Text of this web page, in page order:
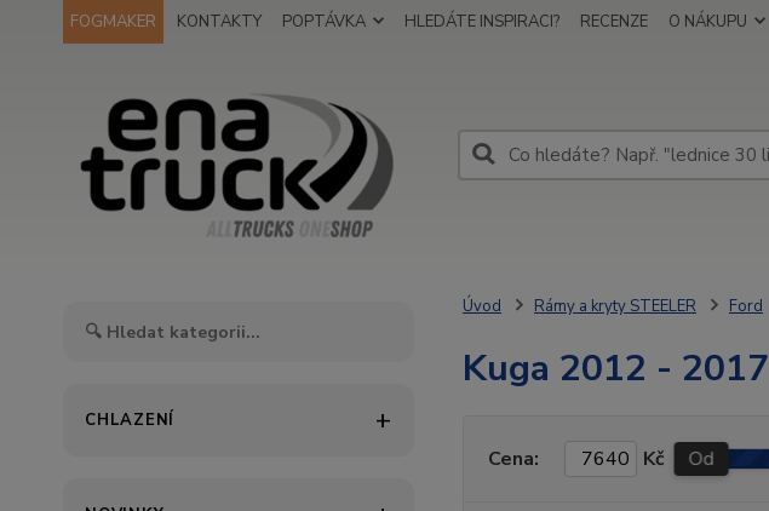
FOGMAKER KONTAKTY POPTÁVKA HLEDÁTE INSPIRACI? RECENZE O NÁKUPU
CHLAZENÍ
Úvod Rámy a kryty STEELER Ford
Kuga 2012 - 2017
Cena: Kč Od